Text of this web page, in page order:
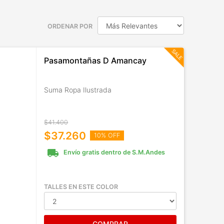
ORDENAR POR
Pasamontañas D Amancay
Suma Ropa Ilustrada
$41.400
$37.260 10% OFF
local_shipping Envío gratis dentro de S.M.Andes
TALLES EN ESTE COLOR